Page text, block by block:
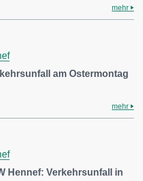
mehr
am Ostermontag
mehr
Hennef: Verkehrsunfall in